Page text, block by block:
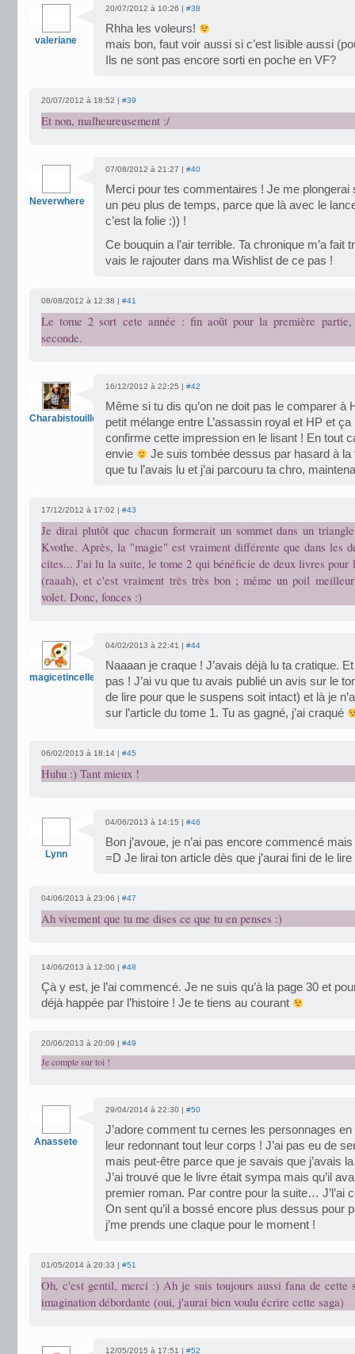
valeriane
20/07/2012 à 10:26 | #38
Rhha les voleurs!
mais bon, faut voir aussi si c’est lisible aussi
Ils ne sont pas encore sorti en poche en VF?
20/07/2012 à 18:52 | #39
Et non, malheureusement :/
Neverwhere
07/08/2012 à 21:27 | #40
Merci pour tes commentaires ! Je me plongerai
un peu plus de temps, parce que là avec le
c’est la folie :)) !
Ce bouquin a l’air terrible. Ta chronique m’a fait
vais le rajouter dans ma Wishlist de ce pas !
08/08/2012 à 12:38 | #41
Le tome 2 sort cete année : fin août pour la première
seconde.
Charabistouilles
16/12/2012 à 22:25 | #42
Même si tu dis qu’on ne doit pas le comparer à
petit mélange entre L’assassin royal et HP et
confirme cette impression en le lisant ! En tout
envie
Je suis tombée dessus par hasard à la
que tu l’avais lu et j’ai parcouru ta chro,
17/12/2012 à 17:02 | #43
Je dirai plutôt que chacun formerait un sommet dans un
Kvothe. Après, la "magie" est vraiment différente que dans les
cites... J'ai lu la suite, le tome 2 qui bénéficie de deux livres pour
(raaah), et c'est vraiment très très bon ; même un poil
volet. Donc, fonces :)
magicetincelle
04/02/2013 à 22:41 | #44
Naaaan je craque ! J’avais déjà lu ta cratique.
pas ! J’ai vu que tu avais publié un avis sur le
de lire pour que le suspens soit intact) et là je
sur l’article du tome 1. Tu as gagné, j’ai craqué
06/02/2013 à 18:14 | #45
Huhu :) Tant mieux !
Lynn
04/06/2013 à 14:15 | #46
Bon j’avoue, je n’ai pas encore commencé
=D Je lirai ton article dès que j’aurai fini de le lire
04/06/2013 à 23:06 | #47
Ah vivement que tu me dises ce que tu en penses :)
14/06/2013 à 12:00 | #48
Çà y est, je l’ai commencé. Je ne suis qu’à la page 30 et
déjà happée par l’histoire ! Je te tiens au courant
20/06/2013 à 20:09 | #49
Je compte sur toi !
Anassete
29/04/2014 à 22:30 | #50
J’adore comment tu cernes les personnages
leur redonnant tout leur corps ! J’ai pas eu de
mais peut-être parce que je savais que j’avais
J’ai trouvé que le livre était sympa mais qu’il
premier roman. Par contre pour la suite… J’l’ai
On sent qu’il a bossé encore plus dessus pour
j’me prends une claque pour le moment !
01/05/2014 à 20:33 | #51
Oh, c'est gentil, merci :) Ah je suis toujours aussi fana de cette
imagination débordante (oui, j'aurai bien voulu écrire cette saga)
12/05/2015 à 17:51 | #52